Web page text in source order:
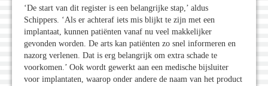
‘De start van dit register is een belangrijke stap,’ aldus
Schippers. ‘Als er achteraf iets mis blijkt te zijn met een
implantaat, kunnen patiënten vanaf nu veel makkelijker
gevonden worden. De arts kan patiënten zo snel informeren en
nazorg verlenen. Dat is erg belangrijk om extra schade te
voorkomen.’ Ook wordt gewerkt aan een medische bijsluiter
voor implantaten, waarop onder andere de naam van het product